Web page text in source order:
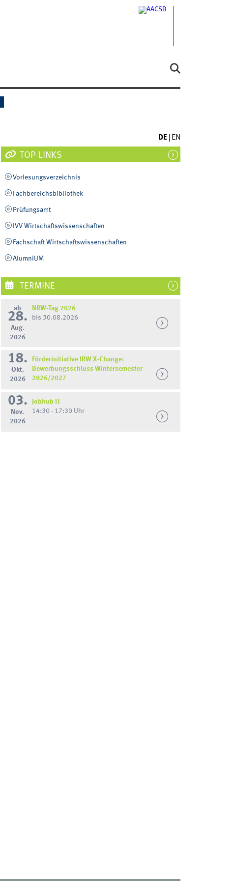
DE EN
TOP-LINKS
Vorlesungsverzeichnis
Fachbereichsbibliothek
Prüfungsamt
IVV Wirtschaftswissenschaften
Fachschaft Wirtschaftswissenschaften
AlumniUM
TERMINE
ab
28.
Aug.
2026
NRW-Tag 2026
bis 30.08.2026
18.
Okt.
2026
Förderinitiative IRW X-Change:
Bewerbungsschluss Wintersemester
2026/2027
03.
Nov.
2026
Jobhub IT
14:30 - 17:30 Uhr